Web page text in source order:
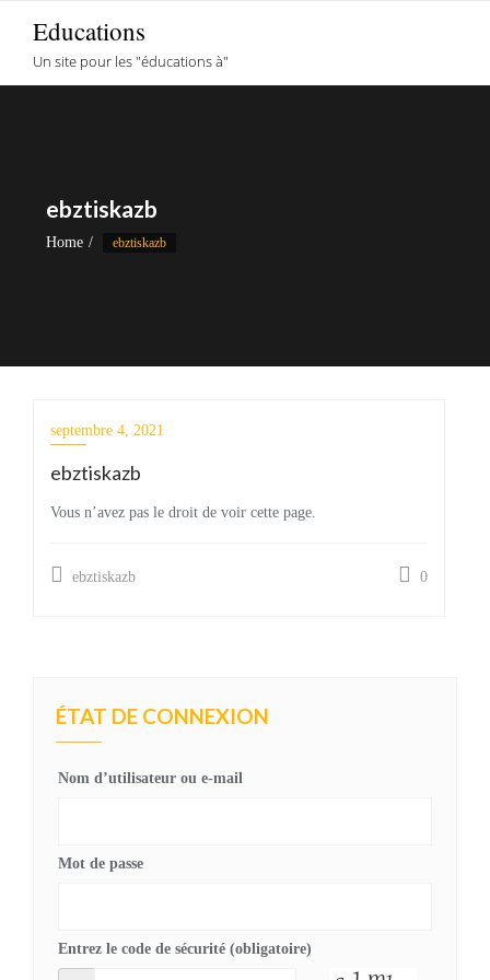
content
Educations
Un site pour les "éducations à"
ebztiskazb
Home ebztiskazb
septembre 4, 2021
ebztiskazb
Vous n’avez pas le droit de voir cette page.
ebztiskazb 0
ÉTAT DE CONNEXION
Nom d’utilisateur ou e-mail
Mot de passe
Entrez le code de sécurité (obligatoire)